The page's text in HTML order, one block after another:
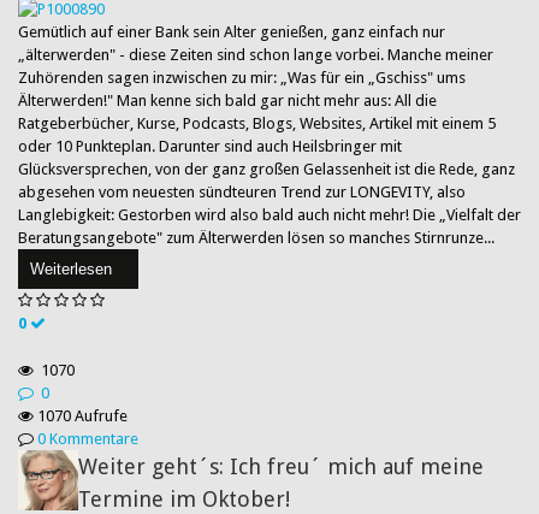
Gemütlich auf einer Bank sein Alter genießen, ganz einfach nur
„älterwerden" - diese Zeiten sind schon lange vorbei. Manche meiner
Zuhörenden sagen inzwischen zu mir: „Was für ein „Gschiss" ums
Älterwerden!" Man kenne sich bald gar nicht mehr aus: All die
Ratgeberbücher, Kurse, Podcasts, Blogs, Websites, Artikel mit einem 5
oder 10 Punkteplan. Darunter sind auch Heilsbringer mit
Glücksversprechen, von der ganz großen Gelassenheit ist die Rede, ganz
abgesehen vom neuesten sündteuren Trend zur LONGEVITY, also
Langlebigkeit: Gestorben wird also bald auch nicht mehr! Die „Vielfalt der
Beratungsangebote" zum Älterwerden lösen so manches Stirnrunze...
Weiterlesen
0
1070
0
1070 Aufrufe
0 Kommentare
Weiter geht´s: Ich freu´ mich auf meine
Termine im Oktober!